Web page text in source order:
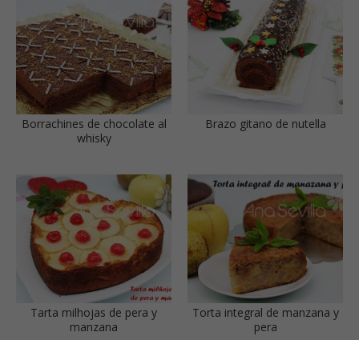
Borrachines de chocolate al
whisky
Brazo gitano de nutella
Tarta milhojas de pera y
manzana
Torta integral de manzana y
pera